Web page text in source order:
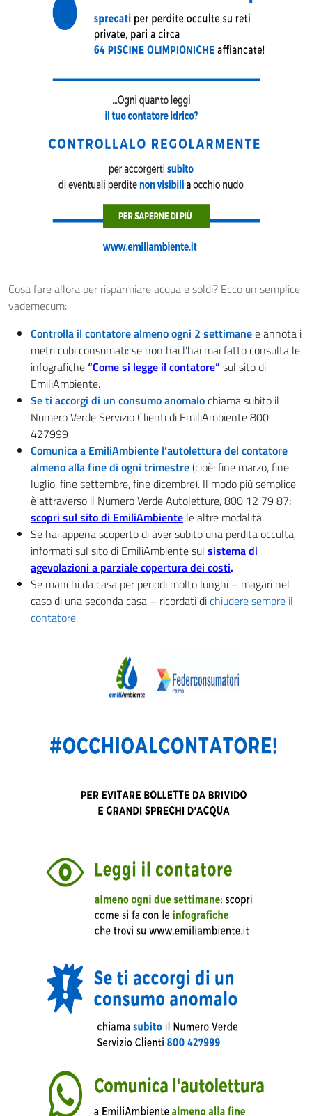
Cosa fare allora per risparmiare acqua e soldi? Ecco un semplice
vademecum:
Controlla il contatore almeno ogni 2 settimanee annota i
metri cubi consumati: se non hai l’hai mai fatto consulta le
infografiche“Come si legge il contatore” sul sito di
EmiliAmbiente.
Se ti accorgi di un consumo anomalochiama subito il
Numero Verde Servizio Clienti di EmiliAmbiente 800
427999
Comunica a EmiliAmbiente l’autolettura del contatore
almenoalla fine di ogni trimestre(cioè: fine marzo, fine
luglio, fine settembre, fine dicembre). Il modo più semplice
è attraverso il Numero Verde Autoletture, 800 12 79 87;
scopri sul sito di EmiliAmbiente le altre modalità.
Se hai appena scoperto di aver subito una perdita occulta,
informati sul sito di EmiliAmbiente sul sistema di
agevolazioni a parziale copertura dei costi.
Se manchi da casa per periodi molto lunghi – magari nel
caso di una seconda casa – ricordati dichiudere sempre il
contatore.